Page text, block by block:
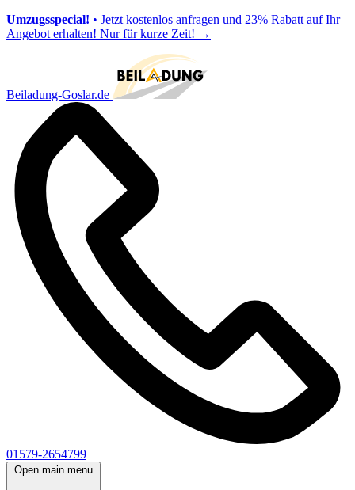
Umzugsspecial! • Jetzt kostenlos anfragen und 23% Rabatt auf Ihr
Angebot erhalten! Nur für kurze Zeit! →
Beiladung-Goslar.de
01579-2654799
Open main menu